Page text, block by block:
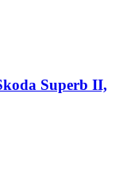
Superb II,